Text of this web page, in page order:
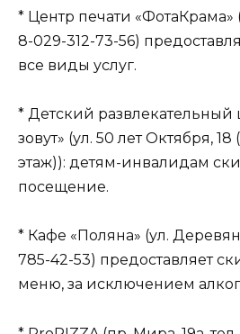
* Центр печати «ФотаКрама»
8-029-312-73-56)
все виды услуг.
* Детский развлекательный
зовут» (ул. 50 лет Октября,
этаж)): детям-инвалидам
посещение.
* Кафе «Поляна» (ул.
785-42-53) предоставляет
меню, за исключением